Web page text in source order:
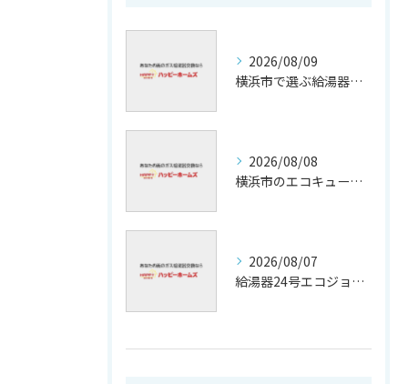
2026/08/09
横浜市で選ぶ給湯器交換の信頼保証
2026/08/08
横浜市のエコキュート補助金活用法
2026/08/07
給湯器24号エコジョーズの省エネ技術解説